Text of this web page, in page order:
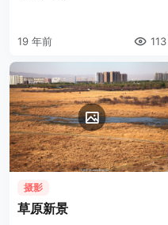
19 年前 113
摄影
草原新景